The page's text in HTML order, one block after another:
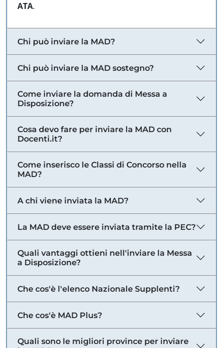
ATA.
Chi può inviare la MAD?
Chi può inviare la MAD sostegno?
Come inviare la domanda di Messa a
Disposizione?
Cosa devo fare per inviare la MAD con
Docenti.it?
Come inserisco le Classi di Concorso nella
MAD?
A chi viene inviata la MAD?
La MAD deve essere inviata tramite la PEC?
Quali vantaggi ottieni nell'inviare la Messa
a Disposizione?
Che cos'è l'elenco Nazionale Supplenti?
Che cos'è MAD Plus?
Quali sono le migliori province per inviare